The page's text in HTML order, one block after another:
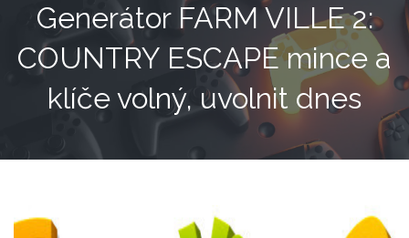
Generátor FARM VILLE 2:
COUNTRY ESCAPE mince a
klíče volný, uvolnit dnes